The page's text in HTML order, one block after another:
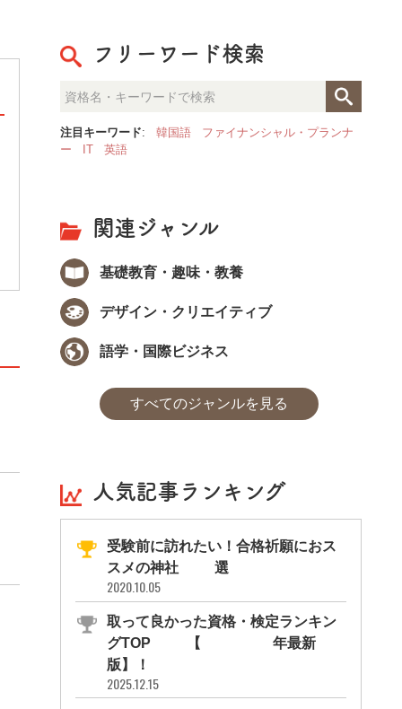
フリーワード検索
注目キーワード: 韓国語
ファイナンシャル・プランナ
ー
IT 英語
関連ジャンル
基礎教育・趣味・教養
デザイン・クリエイティブ
語学・国際ビジネス
すべてのジャンルを見る
人気記事ランキング
受験前に訪れたい！合格祈願におス
スメの神社11選
2020.10.05
取って良かった資格・検定ランキン
グTOP10【2026年最新
版】！
2025.12.15